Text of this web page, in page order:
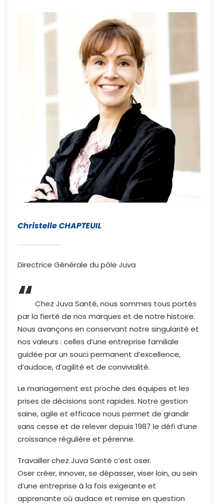
Christelle CHAPTEUIL
Directrice Générale du pôle Juva
“ Chez Juva Santé, nous sommes tous portés
par la fierté de nos marques et de notre histoire.
Nous avançons en conservant notre singularité et
nos valeurs : celles d’une entreprise familiale
guidée par un souci permanent d’excellence,
d’audace, d’agilité et de convivialité.
Le management est proche des équipes et les
prises de décisions sont rapides. Notre gestion
saine, agile et efficace nous permet de grandir
sans cesse et de relever depuis 1987 le défi d’une
croissance régulière et pérenne.
Travailler chez Juva Santé c’est oser.
Oser créer, innover, se dépasser, viser loin, au sein
d’une entreprise à la fois exigeante et
apprenante où audace et remise en question